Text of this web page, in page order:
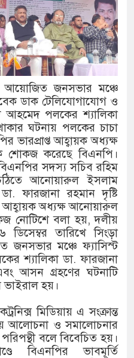
‘গুলশানের চামেলি’তে ভিন্ন
যৌনকর্মীর দালাল চরিত্রে
সারজিস-পাটোয়ারীসহ ১০ জনের
গুলশান থেকে সাবেক মন্ত্রী লতিফ
‘স্কুটি নাকি গোল্ড?’
এর ফ্রিডম ব্র্যান্ড, বাড়ল ক্যাম্পেইনের
সংবিধান অনুযায়ী যথাসময়ে
১৫২২ পুলিশ সদস্যকে চাকরিতে
খিলক্ষেত থানা বিএনপির যুগ্ম
দেশের ৬ অঞ্চলে ঝড়ের আভাস
সার্ককে আরও গতিশীল করতে চায়
প্রেমের সম্পর্ক ছিন্ন না করায়
প্রধানমন্ত্রীর সঙ্গে নবনিযুক্ত
হামের উপসর্গে আরও ৬ প্রাণহানি,
আয়োজিত জনসভার মঞ্চে
ডাক টেলিযোগাযোগ ও
আহমেদ পলকের শ্যালিকা
ঘটনায় পলকের চাচা
ভারপ্রাপ্ত আহ্বায়ক অধ্যক্ষ
করেছে বিএনপি।
সদস্য সচিব রহিম
আনোয়ারুল ইসলাম
ফারজানা রহমান দৃষ্টি
আহ্বায়ক অধ্যক্ষ আনোয়ারুল
নোটিশে বলা হয়, দলীয়
তারিখে সিংড়া
মঞ্চে ফ্যাসিস্ট
শ্যালিকা ডা. ফারজানা
আসন গ্রহণের ঘটনাটি
ভাইরাল হয়।
মিডিয়ায় এ সংক্রান্ত
আলোচনা ও সমালোচনার
বলে বিবেচিত হয়।
বিএনপির ভাবমূর্তি